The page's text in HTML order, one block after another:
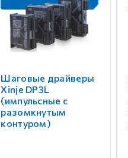
Шаговые драйверы
Xinje DP3L
(импульсные с
разомкнутым
контуром)